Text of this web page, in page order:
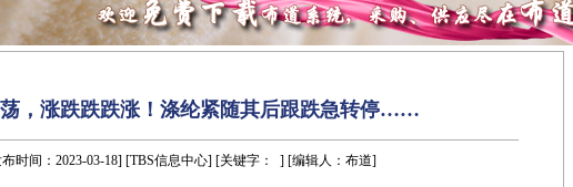
，涨跌跌跌涨！涤纶紧随其后跟跌急转停……
时间：2023-03-18] [TBS信息中心] [关键字： ] [编辑人：布道]